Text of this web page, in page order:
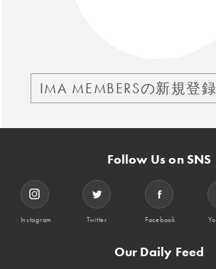
IMA MEMBERSの新規登
Follow Us on SNS
Instagram Twitter Facebook
Our Daily Feed